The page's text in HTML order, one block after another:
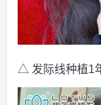
△ 发际线种植1